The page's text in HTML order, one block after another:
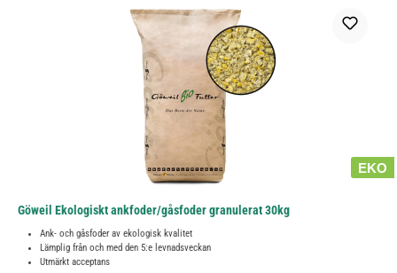
EKO
Göweil Ekologiskt ankfoder/gåsfoder granulerat 30kg
Ank- och gåsfoder av ekologisk kvalitet
Lämplig från och med den 5:e levnadsveckan
Utmärkt acceptans